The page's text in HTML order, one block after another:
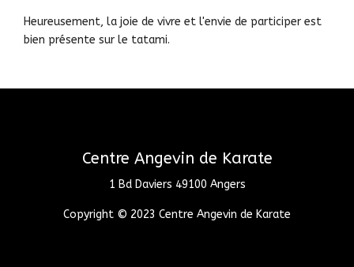
Heureusement, la joie de vivre et l'envie de participer est
bien présente sur le tatami.
Centre Angevin de Karate
1 Bd Daviers 49100 Angers
Copyright © 2023 Centre Angevin de Karate